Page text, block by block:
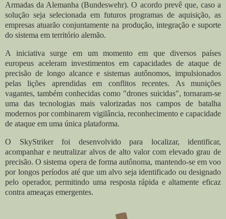
Armadas da Alemanha (Bundeswehr). O acordo prevê que, caso a
solução seja selecionada em futuros programas de aquisição, as
empresas atuarão conjuntamente na produção, integração e suporte
do sistema em território alemão.
A iniciativa surge em um momento em que diversos países
europeus aceleram investimentos em capacidades de ataque de
precisão de longo alcance e sistemas autônomos, impulsionados
pelas lições aprendidas em conflitos recentes. As munições
vagantes, também conhecidas como "drones suicidas", tornaram-se
uma das tecnologias mais valorizadas nos campos de batalha
modernos por combinarem vigilância, reconhecimento e capacidade
de ataque em uma única plataforma.
O SkyStriker foi desenvolvido para localizar, identificar,
acompanhar e neutralizar alvos de alto valor com elevado grau de
precisão. O sistema opera de forma autônoma, mantendo-se em voo
por longos períodos até que um alvo seja identificado ou designado
pelo operador, permitindo uma resposta rápida e altamente eficaz
contra ameaças emergentes.